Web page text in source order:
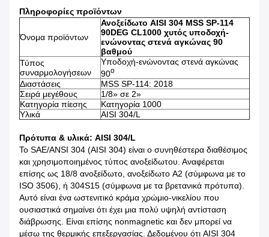
Πληροφορίες προϊόντων
Όνομα προϊόντων
Ανοξείδωτο AISI 304 MSS SP-114
90DEG CL1000 χυτός υποδοχή-
ενώνοντας στενά αγκώνας 90
βαθμού
Τύπος
συναρμολογήσεων
Υποδοχή-ενώνοντας στενά αγκώνας
90ο
Διαστάσεις
MSS SP-114: 2018
Σειρά μεγέθους
1/8» σε 2»
Κατηγορία πίεσης
Κατηγορία 1000
Υλικά
AISI 304/L
Πρότυπα & υλικά: AISI 304/L
Το SAE/ANSI 304 (AISI 304) είναι ο συνηθέστερα διαθέσιμος
και χρησιμοποιημένος τύπος ανοξείδωτου. Αναφέρεται
επίσης ως 18/8 ανοξείδωτο, ανοξείδωτο A2 (σύμφωνα με το
ISO 3506), ή 304S15 (σύμφωνα με τα βρετανικά πρότυπα).
Αυτό είναι ένα ωστενιτικό κράμα χρώμιο-νικελίου που
ουσιαστικά σημαίνει ότι έχει μια πολύ υψηλή αντίσταση
διάβρωσης. Είναι επίσης nonmagnetic και δεν μπορεί να
μέσω της θερμικής επεξεργασίας. Δεδομένου ότι AISI 304